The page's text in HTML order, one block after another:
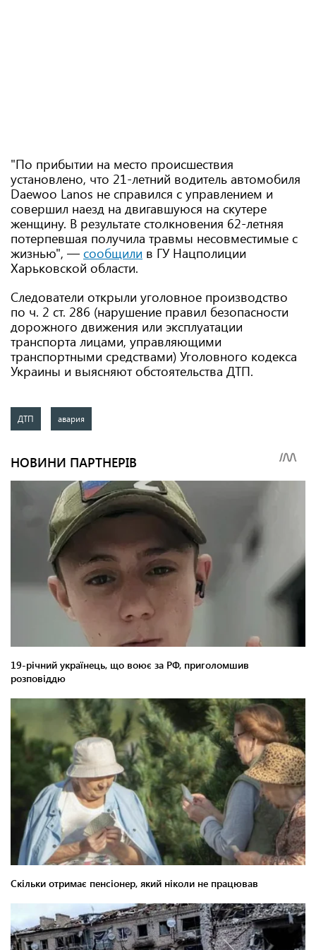
"По прибытии на место происшествия
установлено, что 21-летний водитель автомобиля
Daewoo Lanos не справился с управлением и
совершил наезд на двигавшуюся на скутере
женщину. В результате столкновения 62-летняя
потерпевшая получила травмы несовместимые с
жизнью", — сообщили в ГУ Нацполиции
Харьковской области.
Следователи открыли уголовное производство
по ч. 2 ст. 286 (нарушение правил безопасности
дорожного движения или эксплуатации
транспорта лицами, управляющими
транспортными средствами) Уголовного кодекса
Украины и выясняют обстоятельства ДТП.
ДТП авария